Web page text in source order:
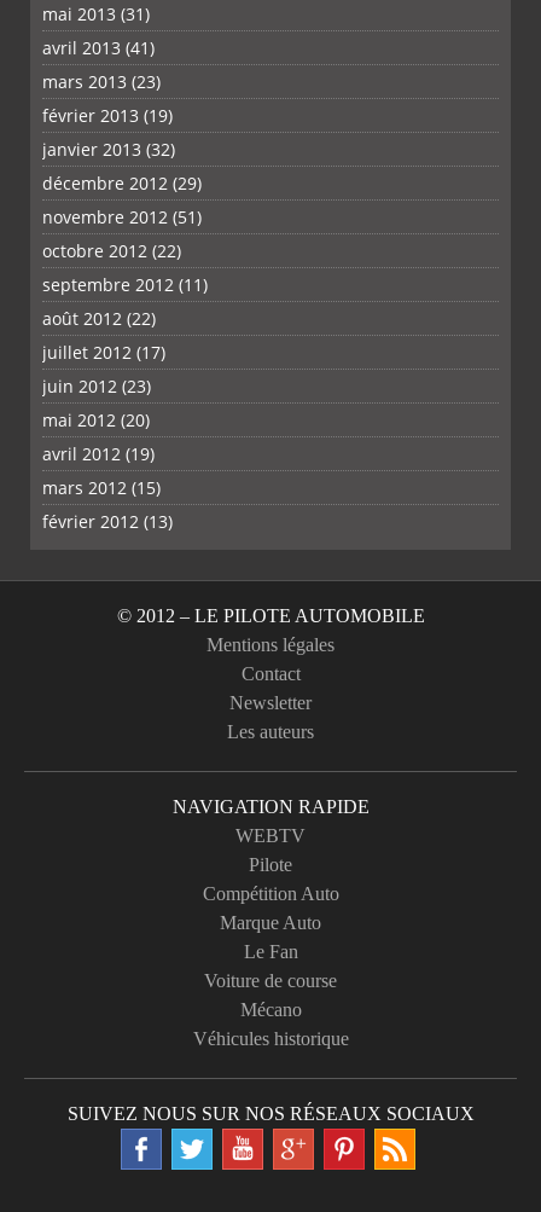
mai 2013 (31)
avril 2013 (41)
mars 2013 (23)
février 2013 (19)
janvier 2013 (32)
décembre 2012 (29)
novembre 2012 (51)
octobre 2012 (22)
septembre 2012 (11)
août 2012 (22)
juillet 2012 (17)
juin 2012 (23)
mai 2012 (20)
avril 2012 (19)
mars 2012 (15)
février 2012 (13)
© 2012 – LE PILOTE AUTOMOBILE
Mentions légales
Contact
Newsletter
Les auteurs
NAVIGATION RAPIDE
WEBTV
Pilote
Compétition Auto
Marque Auto
Le Fan
Voiture de course
Mécano
Véhicules historique
SUIVEZ NOUS SUR NOS RÉSEAUX SOCIAUX